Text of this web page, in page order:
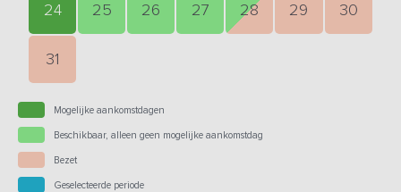
24 25 26 27 28 29 30
31
Mogelijke aankomstdagen
Beschikbaar, alleen geen mogelijke aankomstdag
Bezet
Geselecteerde periode